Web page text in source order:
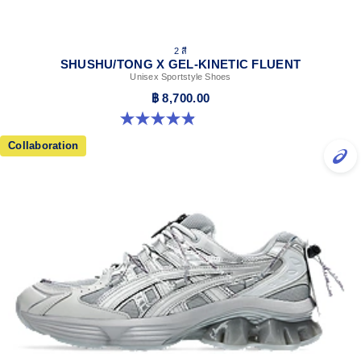
2 สี
SHUSHU/TONG X GEL-KINETIC FLUENT
Unisex Sportstyle Shoes
฿ 8,700.00
4.9 จาก 5 ดาว 22 รีวิว
Collaboration